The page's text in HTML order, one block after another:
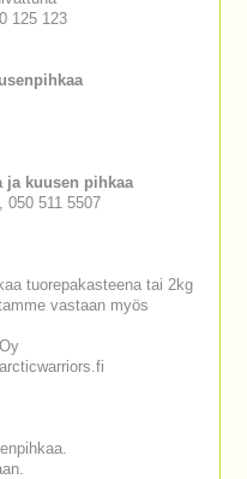
125 123
ja kuusen pihkaa
050 511 5507
tuorepakasteena tai 2kg
vastaan myös